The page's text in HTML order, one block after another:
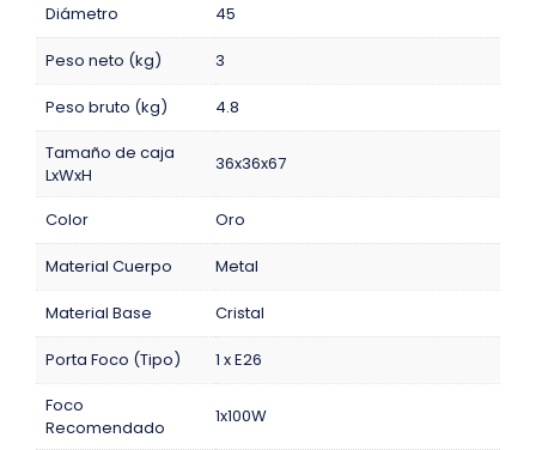
Diámetro 45
Peso neto (kg) 3
Peso bruto (kg)
4.8
Tamaño de caja
LxWxH
36x36x67
Color Oro
Material Cuerpo Metal
Material Base Cristal
Porta Foco (Tipo)
1 x E26
Foco
Recomendado
1x100W